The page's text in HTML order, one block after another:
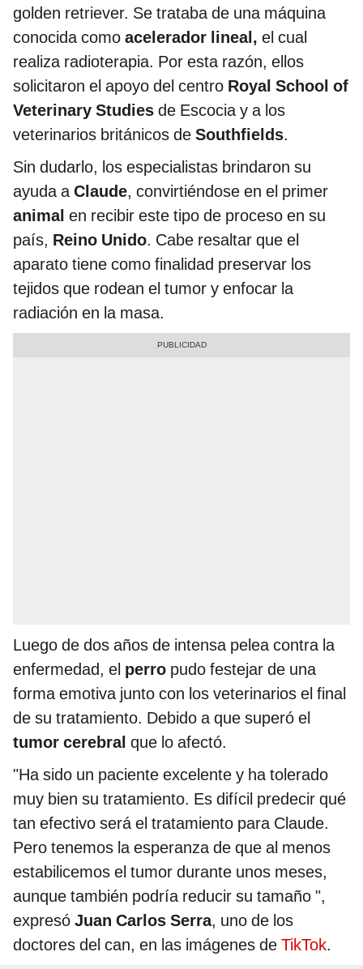
golden retriever. Se trataba de una máquina
conocida como acelerador lineal, el cual
realiza radioterapia. Por esta razón, ellos
solicitaron el apoyo del centro Royal School of
Veterinary Studies de Escocia y a los
veterinarios británicos de Southfields.
Sin dudarlo, los especialistas brindaron su
ayuda aClaude, convirtiéndose en el primer
animal en recibir este tipo de proceso en su
país, Reino Unido. Cabe resaltar que el
aparato tiene como finalidad preservar los
tejidos que rodean el tumor y enfocar la
radiación en la masa.
Luego de dos años de intensa pelea contra la
enfermedad, el perro pudo festejar de una
forma emotiva junto con los veterinarios el final
de su tratamiento. Debido a que superó el
tumor cerebral que lo afectó.
"Ha sido un paciente excelente y ha tolerado
muy bien su tratamiento. Es difícil predecir qué
tan efectivo será el tratamiento para Claude.
Pero tenemos la esperanza de que al menos
estabilicemos el tumor durante unos meses,
aunque también podría reducir su tamaño ",
expresó Juan Carlos Serra, uno de los
doctores del can, en las imágenes de TikTok.